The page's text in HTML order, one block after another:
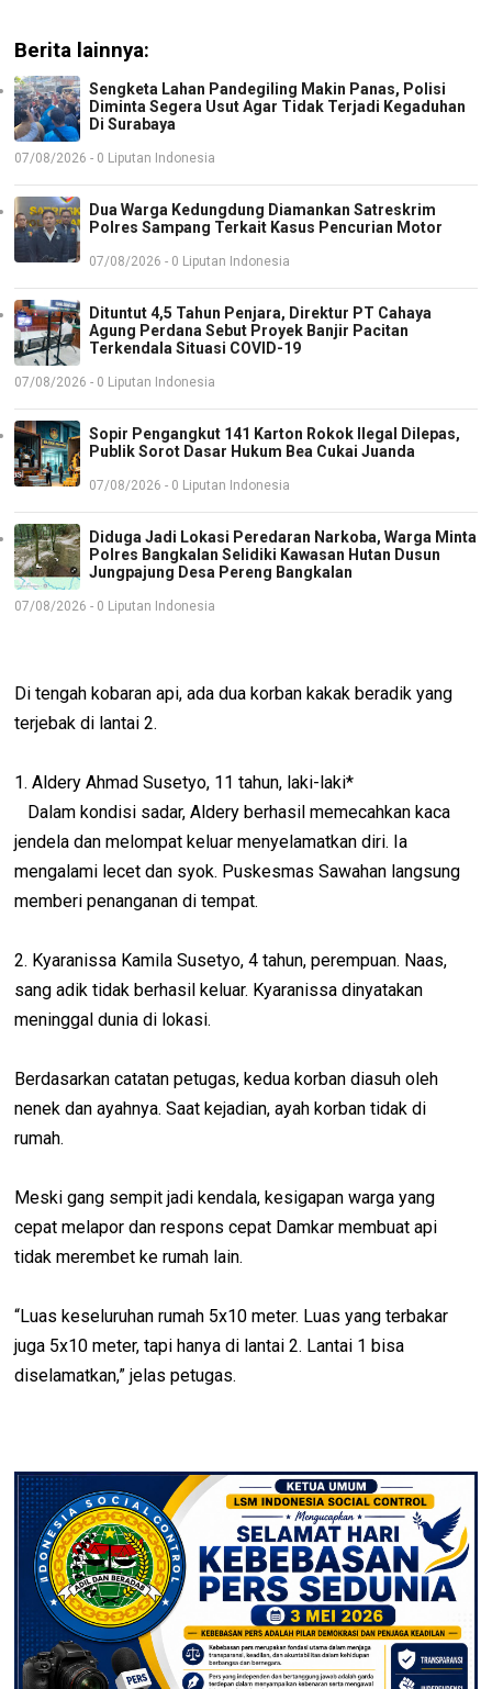
Berita lainnya:
Sengketa Lahan Pandegiling Makin Panas, Polisi
Diminta Segera Usut Agar Tidak Terjadi Kegaduhan
Di Surabaya
07/08/2026 - 0 Liputan Indonesia
Dua Warga Kedungdung Diamankan Satreskrim
Polres Sampang Terkait Kasus Pencurian Motor
07/08/2026 - 0 Liputan Indonesia
Dituntut 4,5 Tahun Penjara, Direktur PT Cahaya
Agung Perdana Sebut Proyek Banjir Pacitan
Terkendala Situasi COVID-19
07/08/2026 - 0 Liputan Indonesia
Sopir Pengangkut 141 Karton Rokok Ilegal Dilepas,
Publik Sorot Dasar Hukum Bea Cukai Juanda
07/08/2026 - 0 Liputan Indonesia
Diduga Jadi Lokasi Peredaran Narkoba, Warga Minta
Polres Bangkalan Selidiki Kawasan Hutan Dusun
Jungpajung Desa Pereng Bangkalan
07/08/2026 - 0 Liputan Indonesia
Di tengah kobaran api, ada dua korban kakak beradik yang
terjebak di lantai 2.
1. Aldery Ahmad Susetyo, 11 tahun, laki-laki*
Dalam kondisi sadar, Aldery berhasil memecahkan kaca
jendela dan melompat keluar menyelamatkan diri. Ia
mengalami lecet dan syok. Puskesmas Sawahan langsung
memberi penanganan di tempat.
2. Kyaranissa Kamila Susetyo, 4 tahun, perempuan. Naas,
sang adik tidak berhasil keluar. Kyaranissa dinyatakan
meninggal dunia di lokasi.
Berdasarkan catatan petugas, kedua korban diasuh oleh
nenek dan ayahnya. Saat kejadian, ayah korban tidak di
rumah.
Meski gang sempit jadi kendala, kesigapan warga yang
cepat melapor dan respons cepat Damkar membuat api
tidak merembet ke rumah lain.
“Luas keseluruhan rumah 5x10 meter. Luas yang terbakar
juga 5x10 meter, tapi hanya di lantai 2. Lantai 1 bisa
diselamatkan,” jelas petugas.